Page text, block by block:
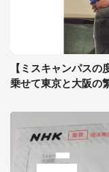
【ミスキャンパス
乗せて東京と大阪の